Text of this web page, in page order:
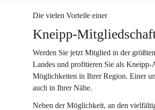
Die vielen Vorteile einer
Kneipp-
Werden Sie jetzt Mitglied in der
Landes und profitieren Sie als
Möglichkeiten in Ihrer Region. Einer
auch in Ihrer Nähe.
Neben der Möglichkeit, an den